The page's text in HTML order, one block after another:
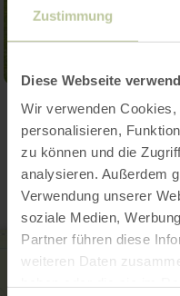
Zustimmung
Diese Webseite
Wir verwenden
personalisieren,
zu können und die
analysieren. Außerdem
Verwendung unserer
soziale Medien,
Partner führen diese
weiteren Daten
Kontakt